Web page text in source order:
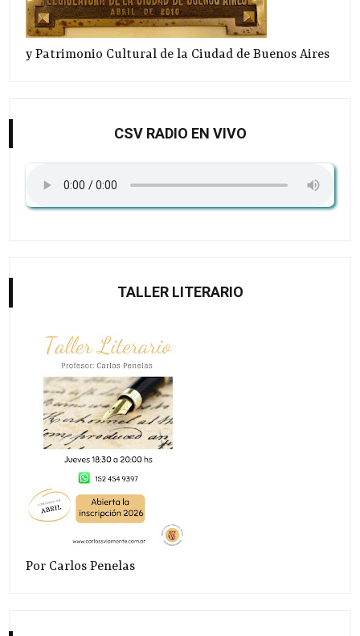
y Patrimonio Cultural de la Ciudad de Buenos Aires
CSV RADIO EN VIVO
TALLER LITERARIO
Por Carlos Penelas